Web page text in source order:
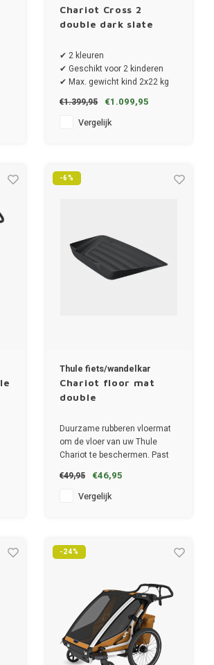
Chariot Cross 2
double dark slate
✔ 2 kleuren
✔ Geschikt voor 2 kinderen
✔ Max. gewicht kind 2x22 kg
✔ Afmeting 86.3 x 77.3 x 37.5
€1.399,95 €1.099,95
Vergelijk
-6%
Thule fiets/wandelkar
Chariot floor mat
double
Duurzame rubberen vloermat
om de vloer van uw Thule
Chariot te beschermen. Past
fietskarren
€49,95 €46,95
Vergelijk
-24%